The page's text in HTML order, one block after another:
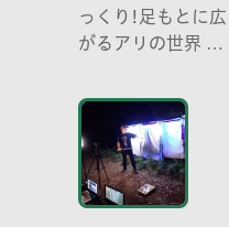
っくり!足もとに広
がるアリの世界 ア
成り立ち、生態系に
おける役割」